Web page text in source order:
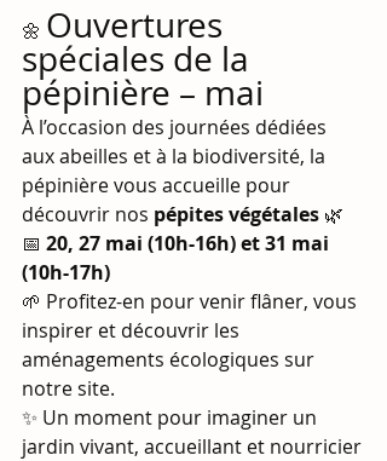
🌼 Ouvertures
spéciales de la
pépinière – mai
À l’occasion des journées dédiées
aux abeilles et à la biodiversité, la
pépinière vous accueille pour
découvrir nos pépites végétales 🌿
📅 20, 27 mai (10h-16h) et 31 mai
(10h-17h)
🌱 Profitez-en pour venir flâner, vous
inspirer et découvrir les
aménagements écologiques sur
notre site.
✨ Un moment pour imaginer un
jardin vivant, accueillant et nourricier